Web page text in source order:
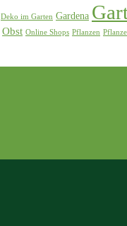
Deko im Garten Gardena
Obst Online Shops Pflanzen